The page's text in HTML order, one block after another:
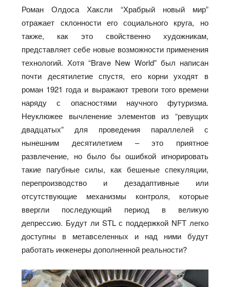
Роман Олдоса Хаксли “Храбрый новый мир”
отражает склонности его социального круга, но
также, как это свойственно художникам,
представляет себе новые возможности применения
технологий. Хотя “Brave New World” был написан
почти десятилетие спустя, его корни уходят в
роман 1921 года и выражают тревоги того времени
наряду с опасностями научного футуризма.
Неуклюжее вычленение элементов из “ревущих
двадцатых” для проведения параллелей с
нынешним десятилетием – это приятное
развлечение, но было бы ошибкой игнорировать
такие пагубные силы, как бешеные спекуляции,
перепроизводство и дезадаптивные или
отсутствующие механизмы контроля, которые
ввергли последующий период в великую
депрессию. Будут ли STL с поддержкой NFT легко
доступны в метавселенных и над ними будут
работать инженеры дополненной реальности?